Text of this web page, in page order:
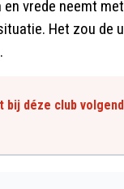
vrede neemt
Het zou de
bij déze club volgend